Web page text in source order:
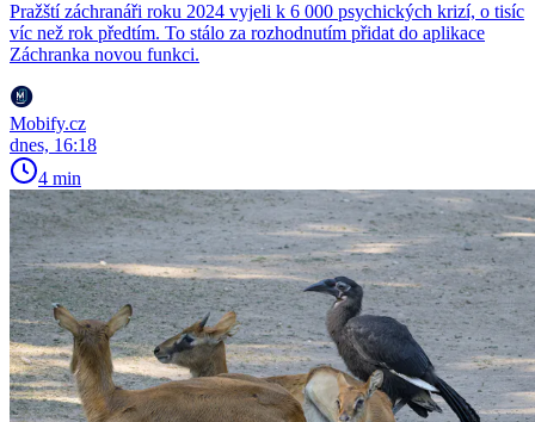
Pražští záchranáři roku 2024 vyjeli k 6 000 psychických krizí, o tisíc
víc než rok předtím. To stálo za rozhodnutím přidat do aplikace
Záchranka novou funkci.
Mobify.cz
dnes, 16:18
4 min